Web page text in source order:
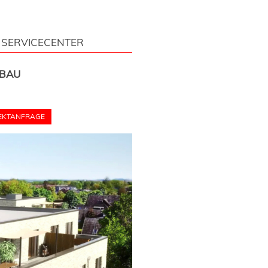
SERVICECENTER